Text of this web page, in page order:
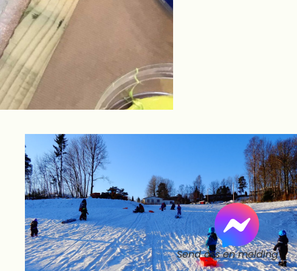
Send oss en melding